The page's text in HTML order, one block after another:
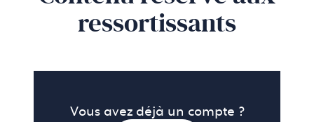
ressortissants
Vous avez déjà un compte ?